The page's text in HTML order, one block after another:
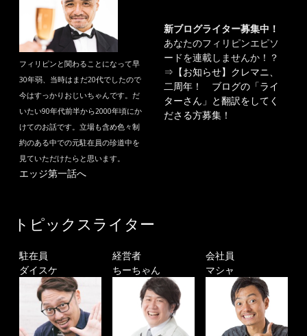
フィリピンと関わることになって早
30年弱、当時はまだ20代でしたので
今はすっかりおじいちゃんです。だ
いたい90年代前半から2000年頃にか
けてのお話です。立場も含め色々制
約のある中での元駐在員の珍道中を
見ていただけたらと思います。
エッジ第一話へ
新ブログライター募集中！
あなたのフィリピンエピソ
ードを連載しませんか！？
⇒ 【お知らせ】クレマニ、
二周年！ ブログの「ライ
ターさん」と翻訳をしてく
ださる方募集！
トピックスライター
駐在員
ダイスケ
経営者
ちーちゃん
会社員
マシャ